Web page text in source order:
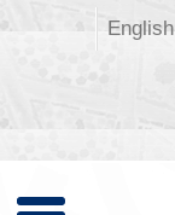
English